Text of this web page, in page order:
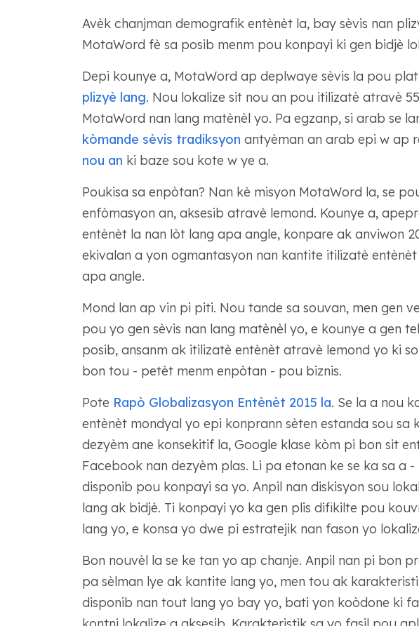
Avèk chanjman demografik entènèt la, bay sèvis nan
MotaWord fè sa posib menm pou konpayi ki gen bidjè
Depi kounye a, MotaWord ap deplwaye sèvis la pou
plizyè lang. Nou lokalize sit nou an pou itilizatè atravè
MotaWord nan lang matènèl yo. Pa egzanp, si arab se
kòmande sèvis tradiksyon antyèman an arab epi w ap
nou an ki baze sou kote w ye a.
Poukisa sa enpòtan? Nan kè misyon MotaWord la, se
enfòmasyon an, aksesib atravè lemond. Kounye a,
entènèt la nan lòt lang apa angle, konpare ak anviwon
ekivalan a yon ogmantasyon nan kantite itilizatè
apa angle.
Mond lan ap vin pi piti. Nou tande sa souvan, men gen
pou yo gen sèvis nan lang matènèl yo, e kounye a gen
posib, ansanm ak itilizatè entènèt atravè lemond yo ki
bon tou - petèt menm enpòtan - pou biznis.
Pote Rapò Globalizasyon Entènèt 2015 la. Se la a nou
entènèt mondyal yo epi konprann sèten estanda sou sa
dezyèm ane konsekitif la, Google klase kòm pi bon sit
Facebook nan dezyèm plas. Li pa etonan ke se ka sa a
disponib pou konpayi sa yo. Anpil nan diskisyon sou
lang ak bidjè. Ti konpayi yo ka gen plis difikilte pou
lang yo, e konsa yo dwe pi estratejik nan fason yo
Bon nouvèl la se ke tan yo ap chanje. Anpil nan pi bon
pa sèlman lye ak kantite lang yo, men tou ak
disponib nan tout lang yo bay yo, bati yon koòdone ki